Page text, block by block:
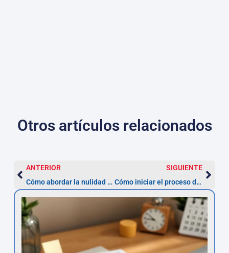
Otros artículos relacionados
ANTERIOR
Cómo abordar la nulidad de un préstamo personal sin riesgos económicos
SIGUIENTE
Cómo iniciar el proceso de nulidad de un préstamo personal por interés usurario